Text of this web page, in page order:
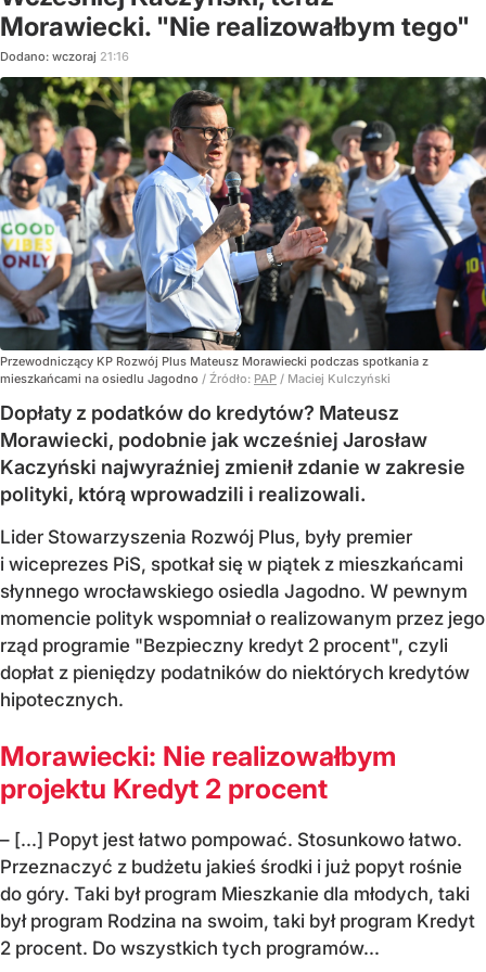
Morawiecki. "Nie realizowałbym tego"
Dodano: wczoraj 21:16
Przewodniczący KP Rozwój Plus Mateusz Morawiecki podczas spotkania z
mieszkańcami na osiedlu Jagodno / Źródło: PAP / Maciej Kulczyński
Dopłaty z podatków do kredytów? Mateusz
Morawiecki, podobnie jak wcześniej Jarosław
Kaczyński najwyraźniej zmienił zdanie w zakresie
polityki, którą wprowadzili i realizowali.
Lider Stowarzyszenia Rozwój Plus, były premier
i wiceprezes PiS, spotkał się w piątek z mieszkańcami
słynnego wrocławskiego osiedla Jagodno. W pewnym
momencie polityk wspomniał o realizowanym przez jego
rząd programie "Bezpieczny kredyt 2 procent", czyli
dopłat z pieniędzy podatników do niektórych kredytów
hipotecznych.
Morawiecki: Nie realizowałbym
projektu Kredyt 2 procent
– [...] Popyt jest łatwo pompować. Stosunkowo łatwo.
Przeznaczyć z budżetu jakieś środki i już popyt rośnie
do góry. Taki był program Mieszkanie dla młodych, taki
był program Rodzina na swoim, taki był program Kredyt
2 procent. Do wszystkich tych programów...